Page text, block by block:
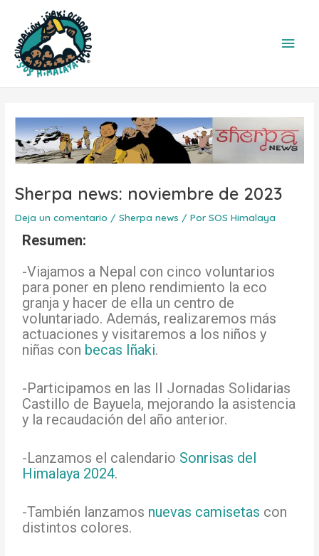
contenido
Sherpa news: noviembre de 2023
Deja un comentario /Sherpa news / PorSOS Himalaya
Resumen:
-Viajamos a Nepal con cinco voluntarios
para poner en pleno rendimiento la eco
granja y hacer de ella un centro de
voluntariado. Además, realizaremos más
actuaciones y visitaremos a los niños y
niñas con becas Iñaki.
-Participamos en las II Jornadas Solidarias
Castillo de Bayuela, mejorando la asistencia
y la recaudación del año anterior.
-Lanzamos el calendario Sonrisas del
Himalaya 2024.
-También lanzamos nuevas camisetas con
distintos colores.
entradas